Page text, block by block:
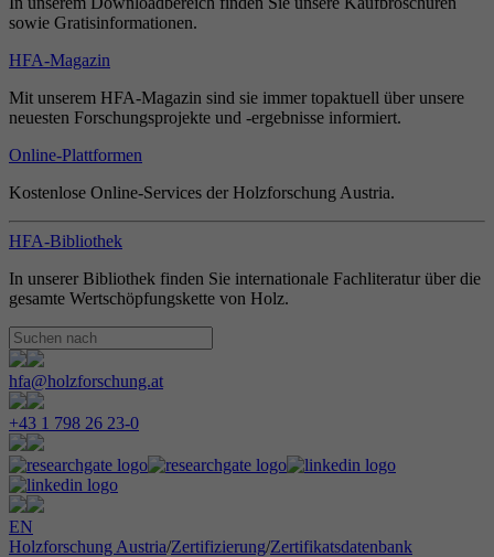
sowie Gratisinformationen.
HFA-Magazin
Mit unserem HFA-Magazin sind sie immer topaktuell über unsere
neuesten Forschungsprojekte und -ergebnisse informiert.
Online-Plattformen
Kostenlose Online-Services der Holzforschung Austria.
HFA-Bibliothek
In unserer Bibliothek finden Sie internationale Fachliteratur über die
gesamte Wertschöpfungskette von Holz.
hfa@holzforschung.at
+43 1 798 26 23-0
EN
Holzforschung Austria/Zertifizierung/Zertifikatsdatenbank